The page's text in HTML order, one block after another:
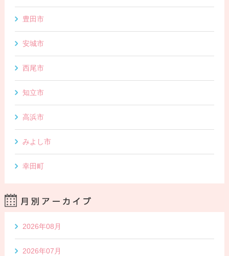
豊田市
安城市
西尾市
知立市
高浜市
みよし市
幸田町
2026年08月
2026年07月